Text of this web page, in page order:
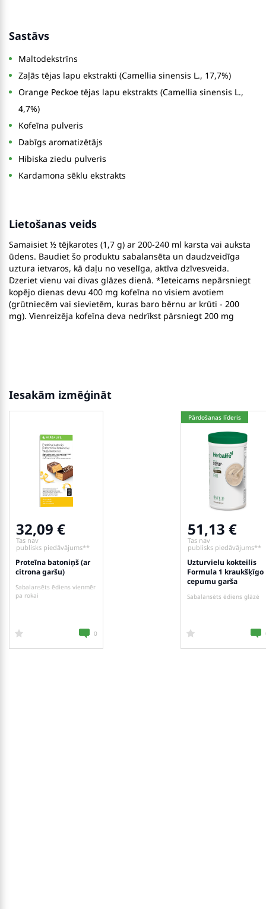
Sastāvs
Maltodekstrīns
Zaļās tējas lapu ekstrakti (Camellia sinensis L., 17,7%)
Orange Peckoe tējas lapu ekstrakts (Camellia sinensis L.,
4,7%)
Kofeīna pulveris
Dabīgs aromatizētājs
Hibiska ziedu pulveris
Kardamona sēklu ekstrakts
Lietošanas veids
Samaisiet ½ tējkarotes (1,7 g) ar 200-240 ml karsta vai auksta
ūdens. Baudiet šo produktu sabalansēta un daudzveidīga
uztura ietvaros, kā daļu no veselīga, aktīva dzīvesveida.
Dzeriet vienu vai divas glāzes dienā. *Ieteicams nepārsniegt
kopējo dienas devu 400 mg kofeīna no visiem avotiem
(grūtniecēm vai sievietēm, kuras baro bērnu ar krūti - 200
mg). Vienreizēja kofeīna deva nedrīkst pārsniegt 200 mg
Iesakām izmēģināt
32,09
Tas nav
publisks piedāvājums**
Proteīna batoniņš (ar
citrona garšu)
Sabalansēts ēdiens vienmēr
pa rokai
0
Pārdošanas līderis
51,13
Tas nav
publisks piedāvājums**
Uzturvielu kokteilis
Formula 1 kraukšķīgo
cepumu garša
Sabalansēts ēdiens glāzē